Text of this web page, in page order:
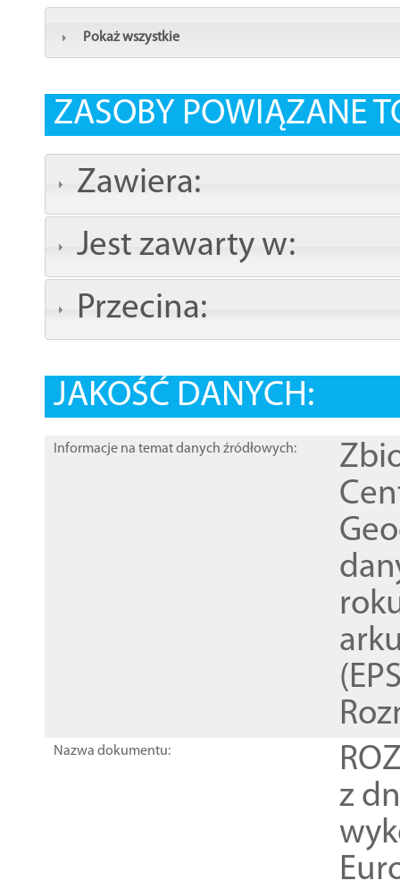
Pokaż wszystkie
ZASOBY POWIĄZANE
Zawiera:
Jest zawarty w:
Przecina:
JAKOŚĆ DANYCH:
Informacje na temat danych źródłowych:
Nazwa dokumentu:
z